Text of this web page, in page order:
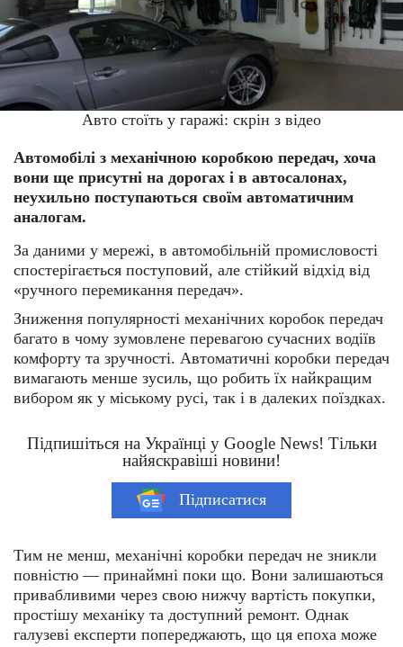
Авто стоїть у гаражі: скрін з відео
Автомобілі з механічною коробкою передач, хоча
вони ще присутні на дорогах і в автосалонах,
неухильно поступаються своїм автоматичним
аналогам.
За даними у мережі, в автомобільній промисловості
спостерігається поступовий, але стійкий відхід від
«ручного перемикання передач».
Зниження популярності механічних коробок передач
багато в чому зумовлене перевагою сучасних водіїв
комфорту та зручності. Автоматичні коробки передач
вимагають менше зусиль, що робить їх найкращим
вибором як у міському русі, так і в далеких поїздках.
Підпишіться на Українці у Google News! Тільки
найяскравіші новини!
Підписатися
Тим не менш, механічні коробки передач не зникли
повністю — принаймні поки що. Вони залишаються
привабливими через свою нижчу вартість покупки,
простішу механіку та доступний ремонт. Однак
галузеві експерти попереджають, що ця епоха може